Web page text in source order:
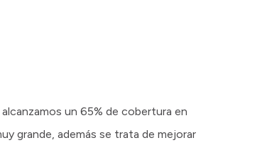
un 65% de cobertura en
grande, además se trata de mejorar